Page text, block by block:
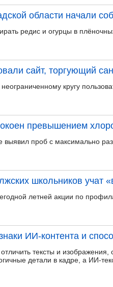
области начали
редис и огурцы в
сайт, торгующий
кругу
превышением
выявил проб с максимально
школьников учат
летней акции по
ИИ-контента и
тексты и
детали в кадре, а ИИ-